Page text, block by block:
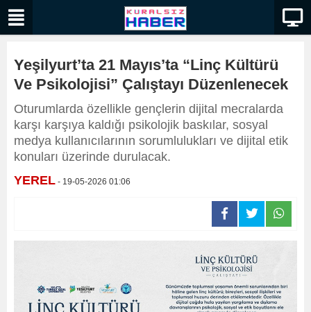
Yeşilyurt’ta 21 Mayıs’ta “Linç Kültürü
Ve Psikolojisi” Çalıştayı Düzenlenecek
Oturumlarda özellikle gençlerin dijital mecralarda
karşı karşıya kaldığı psikolojik baskılar, sosyal
medya kullanıcılarının sorumlulukları ve dijital etik
konuları üzerinde durulacak.
YEREL - 19-05-2026 01:06